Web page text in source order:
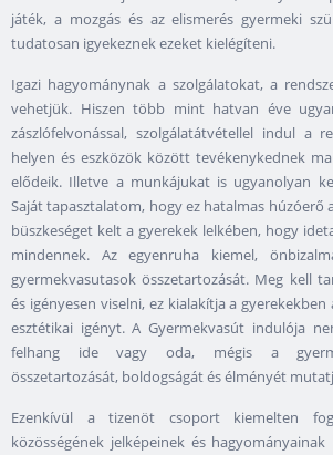
játék, a mozgás és az elismerés gyermeki
tudatosan igyekeznek ezeket kielégíteni.
Igazi hagyománynak a szolgálatokat, a
vehetjük. Hiszen több mint hatvan éve
zászlófelvonással, szolgálatátvétellel indul a
helyen és eszközök között tevékenykednek
elődeik. Illetve a munkájukat is ugyanolyan
Saját tapasztalatom, hogy ez hatalmas húzóerő
büszkeséget kelt a gyerekek lelkében, hogy
mindennek. Az egyenruha kiemel,
gyermekvasutasok összetartozását. Meg kell
és igényesen viselni, ez kialakítja a
esztétikai igényt. A Gyermekvasút indulója
felhang ide vagy oda, mégis a
összetartozását, boldogságát és élményét
Ezenkívül a tizenöt csoport kiemelten
közösségének jelképeinek és